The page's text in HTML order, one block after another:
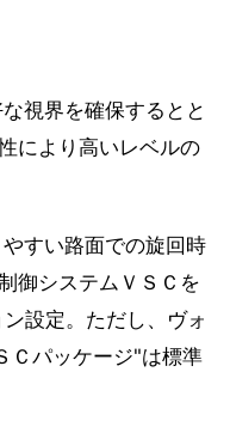
視界を確保するとと
により高いレベルの
すい路面での旋回時
御システムＶＳＣを
設定。ただし、ヴォ
Ｃパッケージ"は標準